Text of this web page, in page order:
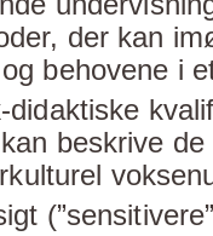
der kan
behovene i
didaktiske
beskrive